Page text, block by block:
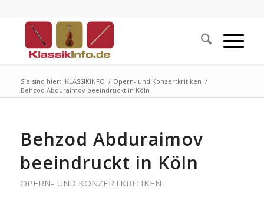
Sie sind hier: KLASSIKINFO / Opern- und Konzertkritiken /
Behzod Abduraimov beeindruckt in Köln
Behzod Abduraimov
beeindruckt in Köln
OPERN- UND KONZERTKRITIKEN